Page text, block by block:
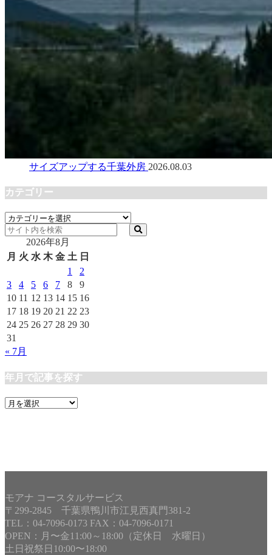
サイズアップする千葉外房 2026.08.03
カテゴリー
カ
テ
リ
2026年8月
月 火 水 木 金 土 日
1
2
3
4 5 6 7 8
9
10 11 12 13 14 15 16
17 18 19 20 21 22 23
24 25 26 27 28 29 30
31
« 7月
年月で記事を探す
年
モアナ コースタルサービス
〒299-2845 千葉県鴨川市江見西真門381-2
TEL：04-7096-0173 FAX：04-7096-0171
OPEN：月〜金11:00～18:00（定休日 水曜日）
土日祝祭日10:00〜18:00